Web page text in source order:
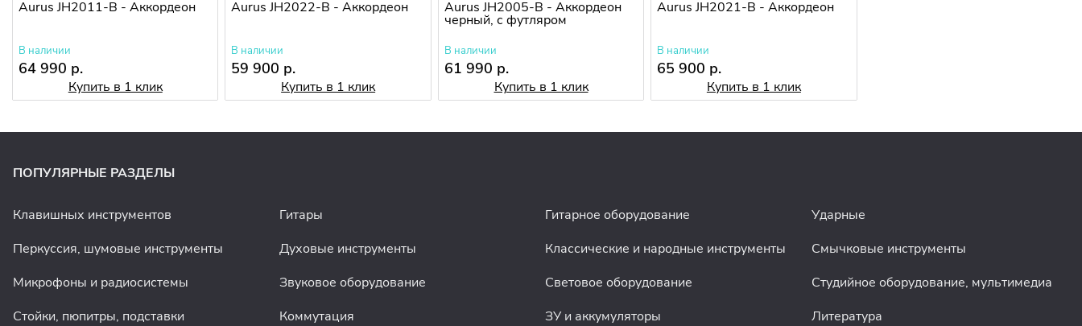
Aurus JH2011-B - Аккордеон
В наличии
64 990 р.
Купить в 1 клик
Aurus JH2022-B - Аккордеон
В наличии
59 900 р.
Купить в 1 клик
Aurus JH2005-B - Аккордеон
черный, с футляром
В наличии
61 990 р.
Купить в 1 клик
Aurus JH2021-B - Аккордеон
В наличии
65 900 р.
Купить в 1 клик
ПОПУЛЯРНЫЕ РАЗДЕЛЫ
Клавишных инструментов Гитары Гитарное оборудование
Ударные
Перкуссия, шумовые инструменты
Духовые инструменты Классические и народные инструменты
Смычковые инструменты
Микрофоны и радиосистемы
Звуковое оборудование Световое оборудование
Студийное оборудование, мультимедиа
Стойки, пюпитры, подставки
Коммутация ЗУ и аккумуляторы
Литература